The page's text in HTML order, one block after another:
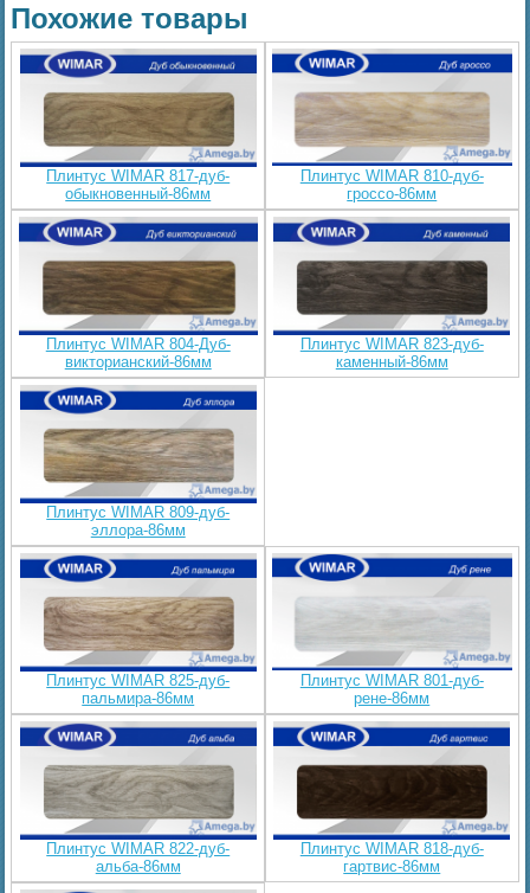
Похожие товары
Плинтус WIMAR 817-дуб-
обыкновенный-86мм
Плинтус WIMAR 810-дуб-
гроссо-86мм
Плинтус WIMAR 804-Дуб-
викторианский-86мм
Плинтус WIMAR 823-дуб-
каменный-86мм
Плинтус WIMAR 809-дуб-
эллора-86мм
Плинтус WIMAR 825-дуб-
пальмира-86мм
Плинтус WIMAR 801-дуб-
рене-86мм
Плинтус WIMAR 822-дуб-
альба-86мм
Плинтус WIMAR 818-дуб-
гартвис-86мм